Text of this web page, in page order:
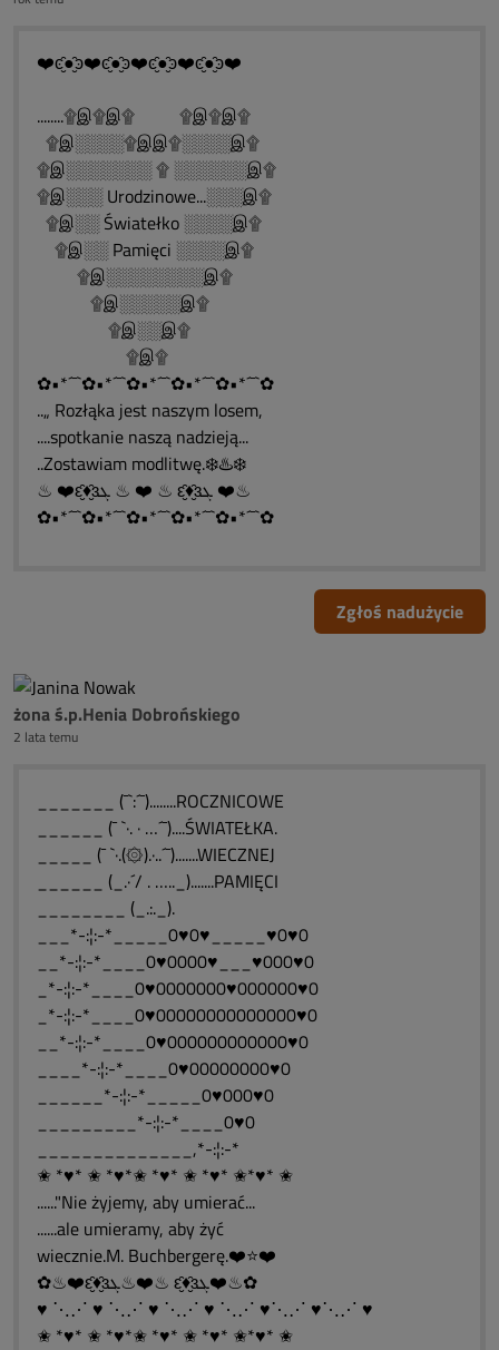
❤️ͼ̮̑●̮̑ͽ❤️ͼ̮̑●̮̑ͽ❤️ͼ̮̑●̮̑ͽ❤️ͼ̮̑●̮̑ͽ❤️
........۩இ۩இ۩ ۩இ۩இ۩
۩இ░░░░۩இஇ۩░░░░இ۩
۩இ░░░░░░░ ۩ ░░░░░░இ۩
۩இ░░░ Urodzinowe...░░░இ۩
۩இ░░ Światełko ░░░░இ۩
۩இ░░ Pamięci ░░░░இ۩
۩இ░░░░░░░░இ۩
۩இ░░░░░இ۩
۩இ░░இ۩
۩இ۩
✿•*´¯`✿•*´¯`✿•*´¯`✿•*´¯`✿•*´¯`✿
..„ Rozłąka jest naszym losem,
....spotkanie naszą nadzieją...
..Zostawiam modlitwę.❄️♨️❄️
♨ ❤️ԑ̮̑♦̮̑ɜܓ ♨ ❤️ ♨ ԑ̮̑♦̮̑ɜܓ ❤️♨
✿•*´¯`✿•*´¯`✿•*´¯`✿•*´¯`✿•*´¯`✿
Zgłoś nadużycie
żona ś.p.Henia Dobrońskiego
2 lata temu
_______ (¯`:´¯)........ROCZNICOWE
______ (¯ `·. · …´¯)....ŚWIATEŁKA.
_____ (¯ `·.(۞).·..´¯).......WIECZNEJ
______ (_.·´/ . ….._).......PAMIĘCI
________ (_.:._).
___*-:¦:-*_____0♥0♥_____♥0♥0
__*-:¦:-*____0♥0000♥___♥000♥0
_*-:¦:-*____0♥0000000♥000000♥0
_*-:¦:-*____0♥00000000000000♥0
__*-:¦:-*____0♥000000000000♥0
____*-:¦:-*____0♥00000000♥0
______*-:¦:-*_____0♥000♥0
_________*-:¦:-*____0♥0
______________,*-:¦:-*
✬ *♥* ✬ *♥*✬ *♥* ✬ *♥* ✬*♥* ✬
......"Nie żyjemy, aby umierać...
......ale umieramy, aby żyć
wiecznie.M. Buchbergerę.❤️⭐❤️
✿♨❤️ԑ̮̑♦̮̑ɜܓ♨❤️♨ ԑ̮̑♦̮̑ɜܓ❤️♨✿
♥ ⋱⋰ ♥ ⋱⋰ ♥ ⋱⋰ ♥ ⋱⋰ ♥⋱⋰ ♥⋱⋰ ♥
✬ *♥* ✬ *♥*✬ *♥* ✬ *♥* ✬*♥* ✬